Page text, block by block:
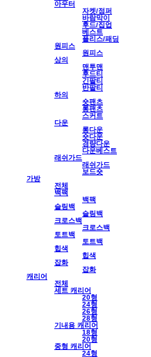
아우터
자켓/점퍼
바람막이
후드/집업
베스트
플리스/패딩
원피스
원피스
상의
맨투맨
후드티
긴팔티
반팔티
하의
숏팬츠
롱팬츠
스커트
다운
롱다운
숏다운
경량다운
다운베스트
래쉬가드
래쉬가드
보드숏
가방
전체
백팩
백팩
슬링백
슬링백
크로스백
크로스백
토트백
토트백
힙색
힙색
잡화
잡화
캐리어
전체
세트 캐리어
20형
24형
26형
28형
기내용 캐리어
18형
20형
중형 캐리어
24형